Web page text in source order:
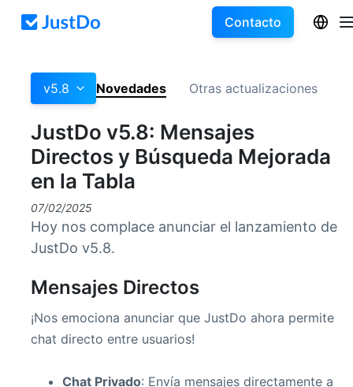
Contacto
v5.8 Novedades Otras actualizaciones
JustDo v5.8: Mensajes
Directos y Búsqueda Mejorada
en la Tabla
07/02/2025
Hoy nos complace anunciar el lanzamiento de
JustDo v5.8.
Mensajes Directos
¡Nos emociona anunciar que JustDo ahora permite
chat directo entre usuarios!
Chat Privado: Envía mensajes directamente a